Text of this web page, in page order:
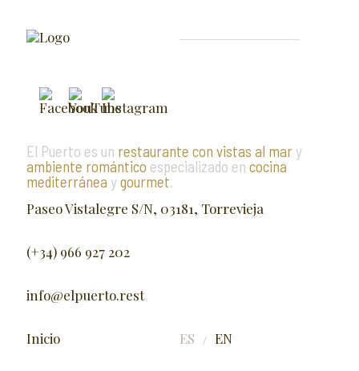
El Puerto es un restaurante con vistas al mar y
ambiente romántico especializado en cocina
mediterránea ygourmet.
Paseo Vistalegre S/N, 03181, Torrevieja
(+34) 966 927 202
info@elpuerto.rest
Inicio ES / EN